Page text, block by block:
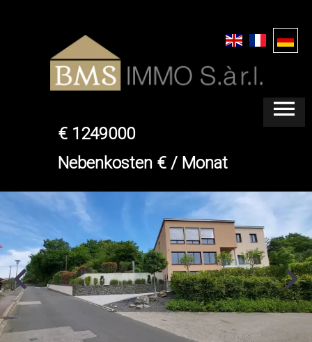
BOLLENDORF
€ 1249000
Nebenkosten € / Monat